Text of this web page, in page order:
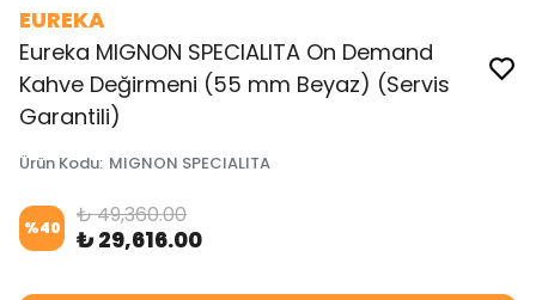
EUREKA
Eureka MIGNON SPECIALITA On Demand
Kahve Değirmeni (55 mm Beyaz) (Servis
Garantili)
Ürün Kodu: MIGNON SPECIALITA
%40 ₺ 49,360.00
₺ 29,616.00